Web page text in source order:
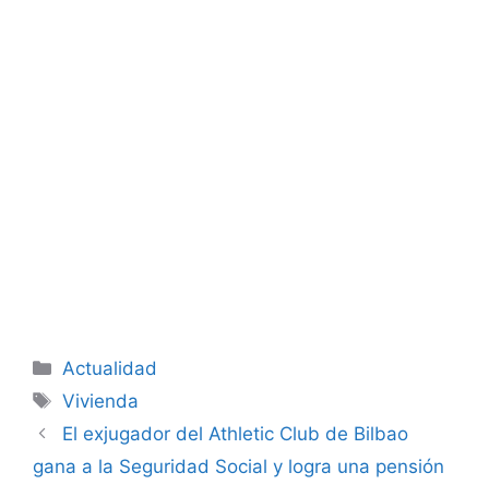
Categorías
Actualidad
Etiquetas
Vivienda
El exjugador del Athletic Club de Bilbao
gana a la Seguridad Social y logra una pensión